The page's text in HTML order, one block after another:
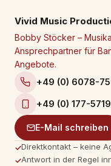
Vivid Music
Bobby Stöcker –
Ansprechpartner für
Angebote.
+49 (0) 6078-
+49 (0) 177-
E-Mail schreiben
✓Direktkontakt – keine
✓Antwort in der Regel